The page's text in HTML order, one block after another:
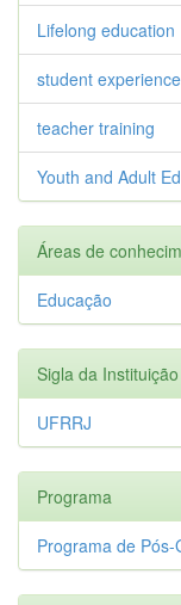
Lifelong education
student
teacher training
Youth and Adult
Áreas de
Educação
Sigla da Instituição
UFRRJ
Programa
Programa de